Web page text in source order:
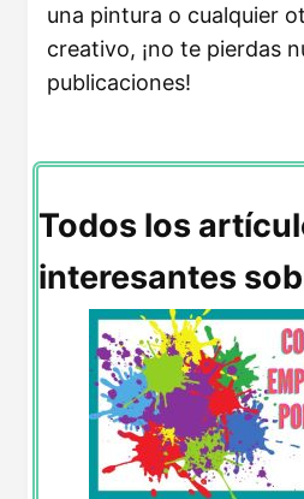
una pintura o cualquier
creativo, ¡no te pierdas
publicaciones!
Todos los
interesantes